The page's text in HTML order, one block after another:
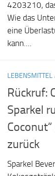
4203210,
Wie das
eine
kann....
LEBENSMITTEL
Rückruf:
Sparkel
zurück
Sparkel